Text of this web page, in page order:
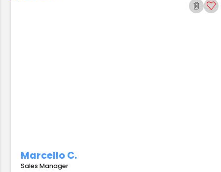
Marcello C.
Sales Manager